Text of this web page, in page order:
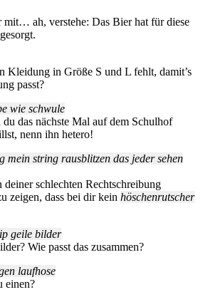
mit… ah, verstehe: Das Bier hat für diese
Kleidung in Größe S und L fehlt, damit’s
passt?
wie schwule
das nächste Mal auf dem Schulhof
nenn ihn hetero!
mein string rausblitzen das jeder sehen
schlechten Rechtschreibung
zeigen, dass bei dir kein höschenrutscher
geile bilder
Wie passt das zusammen?
laufhose
einen?